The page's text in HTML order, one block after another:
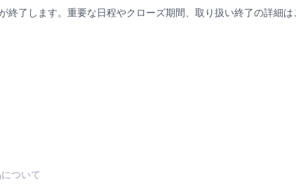
ついて
終了します。重要な日程やクローズ期間、取り扱い終了の詳細は